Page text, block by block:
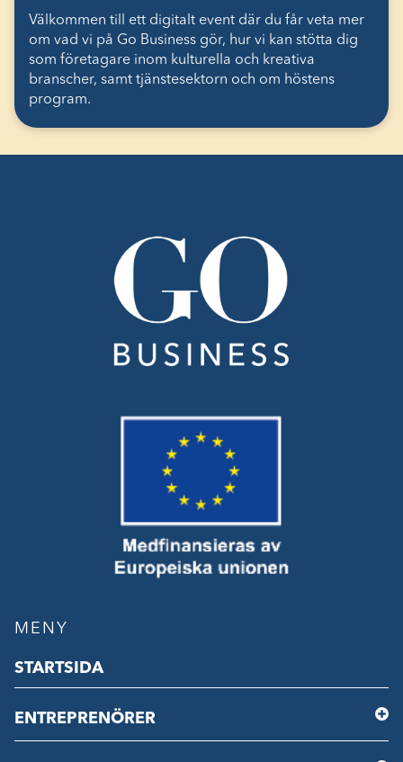
Välkommen till ett digitalt event där du får veta mer
om vad vi på Go Business gör, hur vi kan stötta dig
som företagare inom kulturella och kreativa
branscher, samt tjänstesektorn och om höstens
program.
MENY
STARTSIDA
ENTREPRENÖRER